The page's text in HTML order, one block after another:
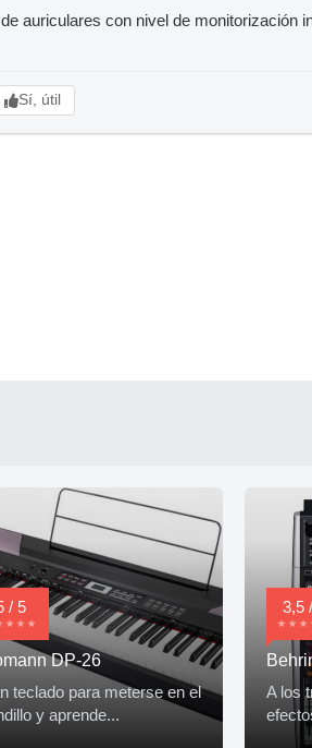
auriculares con nivel de monitorización
Sí, útil
/ 5
DP-26
teclado para meterse en el
y aprende...
3,5
A los